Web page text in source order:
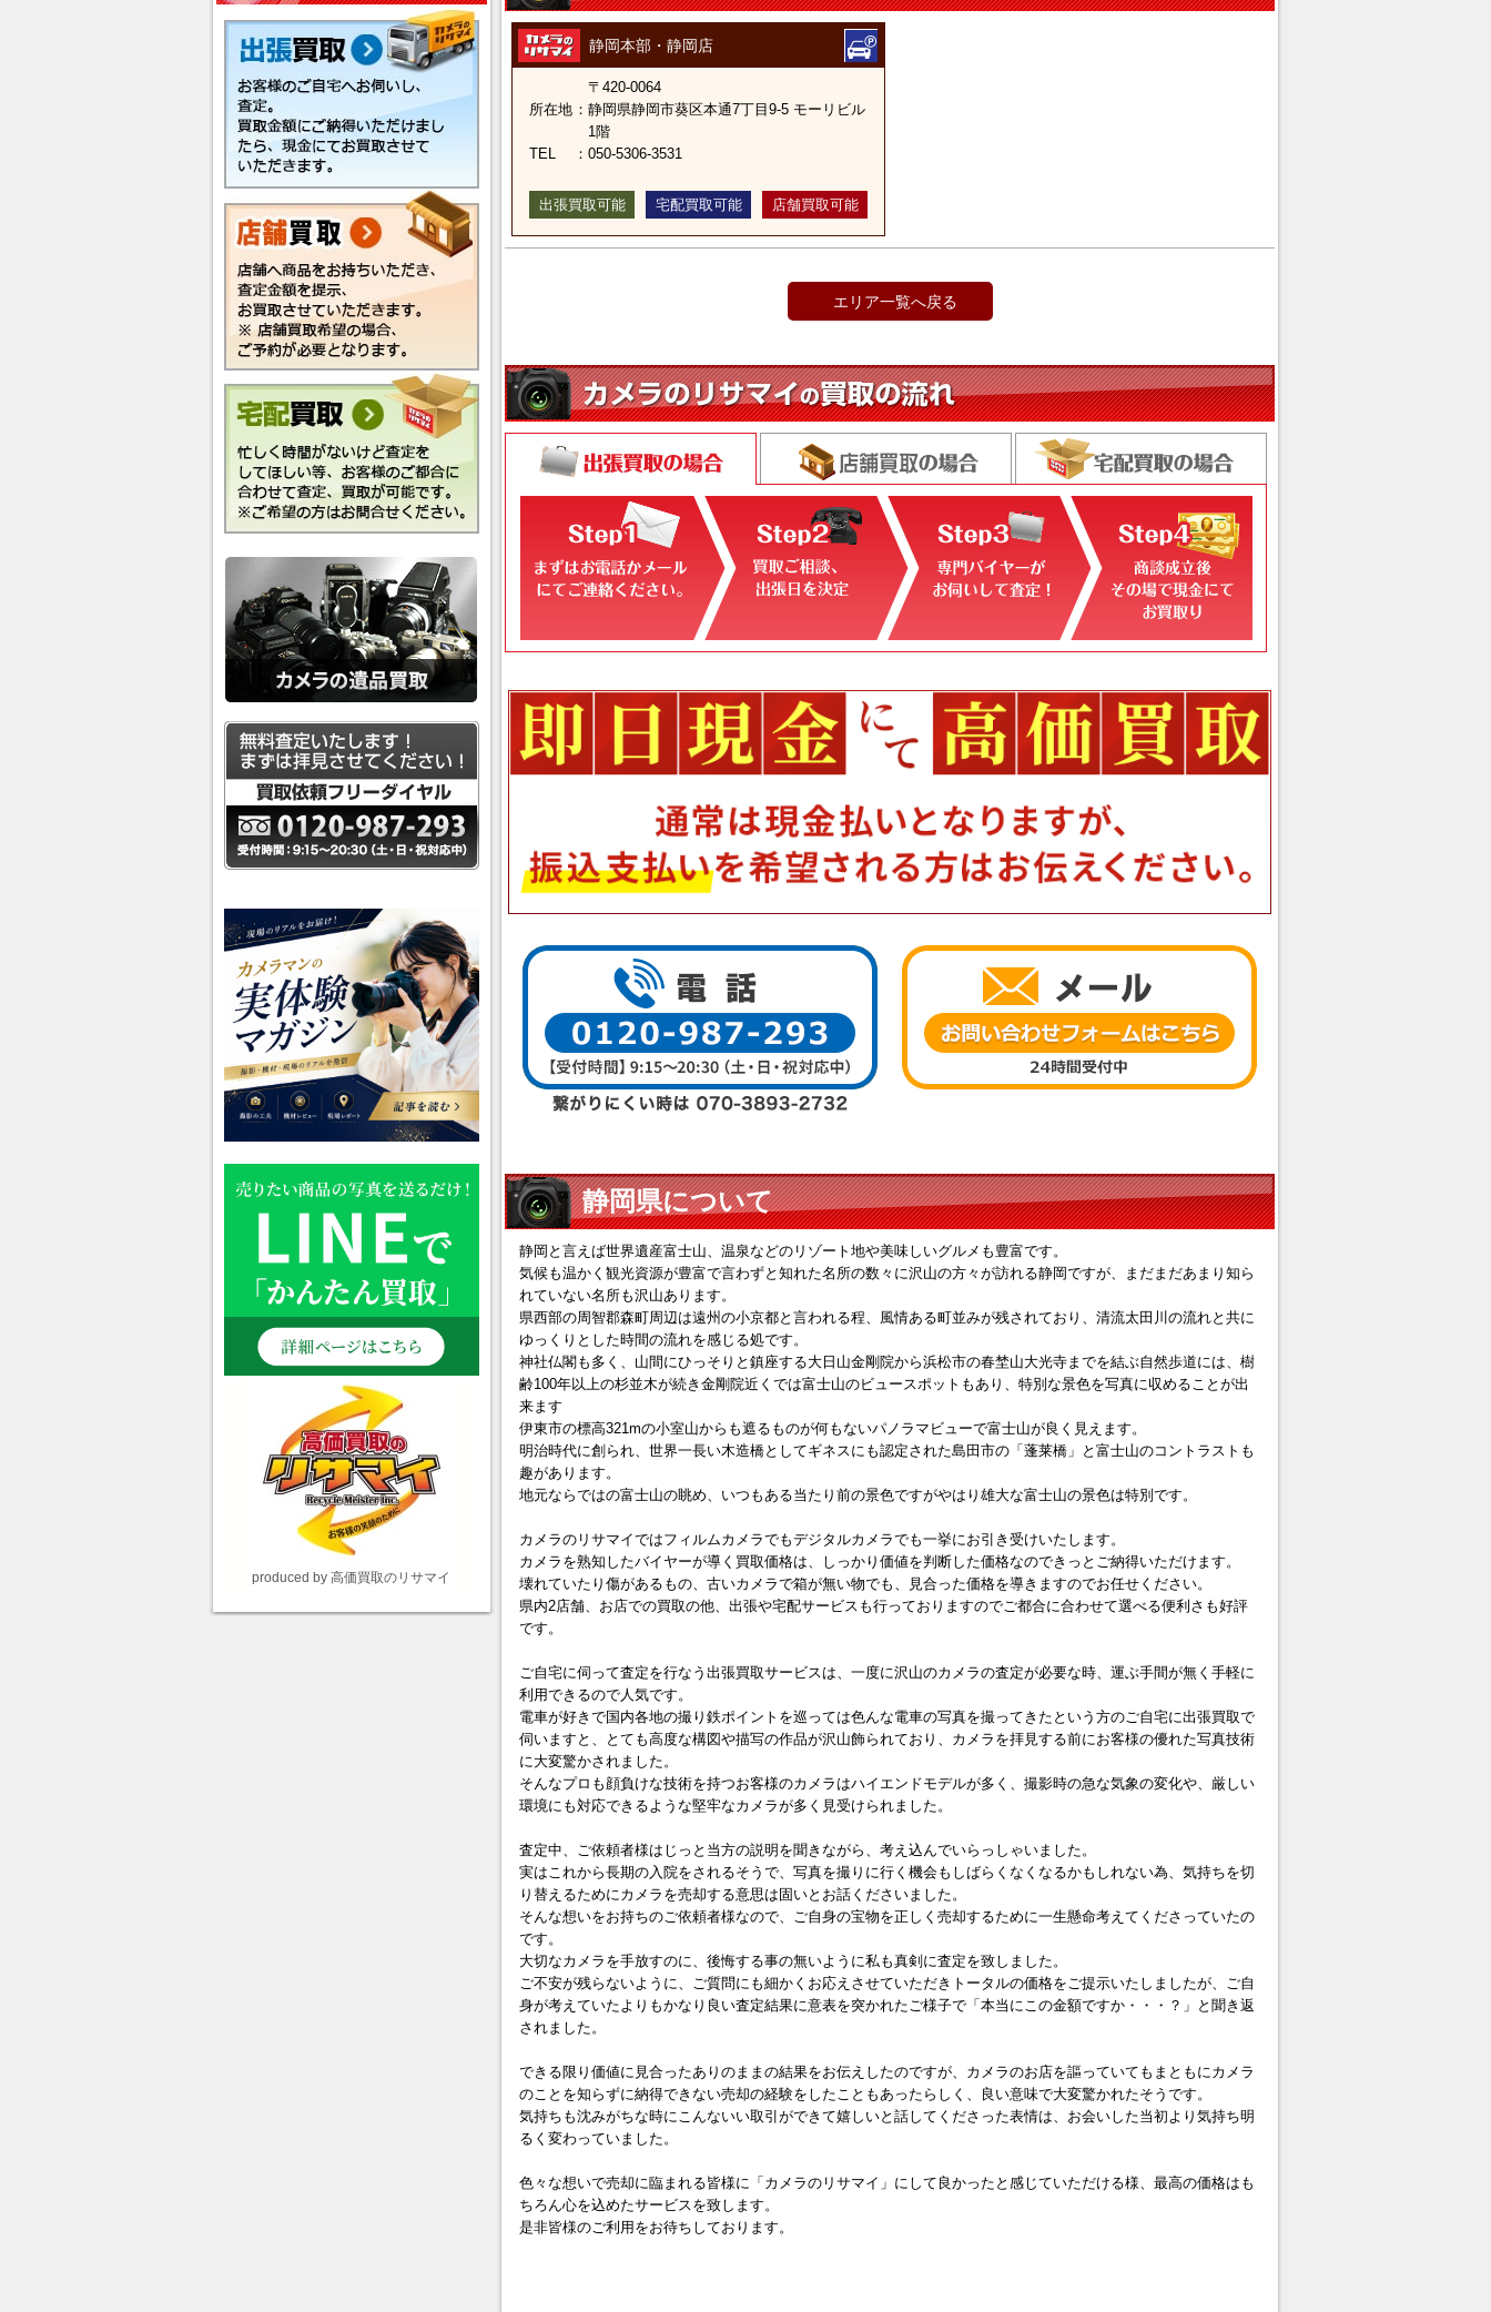
静岡本部・静岡店
所在地 ：
〒420-0064
静岡県静岡市葵区本通7丁目9-5 モーリビル
1階
TEL
： 050-5306-3531
出張買取可能 宅配買取可能 店舗買取可能
エリア一覧へ戻る
静岡県について
静岡と言えば世界遺産富士山、温泉などのリゾート地や美味しいグルメも豊富です。
気候も温かく観光資源が豊富で言わずと知れた名所の数々に沢山の方々が訪れる静岡ですが、まだまだあまり知ら
れていない名所も沢山あります。
県西部の周智郡森町周辺は遠州の小京都と言われる程、風情ある町並みが残されており、清流太田川の流れと共に
ゆっくりとした時間の流れを感じる処です。
神社仏閣も多く、山間にひっそりと鎮座する大日山金剛院から浜松市の春埜山大光寺までを結ぶ自然歩道には、樹
齢100年以上の杉並木が続き金剛院近くでは富士山のビュースポットもあり、特別な景色を写真に収めることが出
来ます
伊東市の標高321mの小室山からも遮るものが何もないパノラマビューで富士山が良く見えます。
明治時代に創られ、世界一長い木造橋としてギネスにも認定された島田市の「蓬莱橋」と富士山のコントラストも
趣があります。
地元ならではの富士山の眺め、いつもある当たり前の景色ですがやはり雄大な富士山の景色は特別です。
カメラのリサマイではフィルムカメラでもデジタルカメラでも一挙にお引き受けいたします。
カメラを熟知したバイヤーが導く買取価格は、しっかり価値を判断した価格なのできっとご納得いただけます。
壊れていたり傷があるもの、古いカメラで箱が無い物でも、見合った価格を導きますのでお任せください。
県内2店舗、お店での買取の他、出張や宅配サービスも行っておりますのでご都合に合わせて選べる便利さも好評
です。
ご自宅に伺って査定を行なう出張買取サービスは、一度に沢山のカメラの査定が必要な時、運ぶ手間が無く手軽に
利用できるので人気です。
電車が好きで国内各地の撮り鉄ポイントを巡っては色んな電車の写真を撮ってきたという方のご自宅に出張買取で
伺いますと、とても高度な構図や描写の作品が沢山飾られており、カメラを拝見する前にお客様の優れた写真技術
に大変驚かされました。
そんなプロも顔負けな技術を持つお客様のカメラはハイエンドモデルが多く、撮影時の急な気象の変化や、厳しい
環境にも対応できるような堅牢なカメラが多く見受けられました。
査定中、ご依頼者様はじっと当方の説明を聞きながら、考え込んでいらっしゃいました。
実はこれから長期の入院をされるそうで、写真を撮りに行く機会もしばらくなくなるかもしれない為、気持ちを切
り替えるためにカメラを売却する意思は固いとお話くださいました。
そんな想いをお持ちのご依頼者様なので、ご自身の宝物を正しく売却するために一生懸命考えてくださっていたの
です。
大切なカメラを手放すのに、後悔する事の無いように私も真剣に査定を致しました。
ご不安が残らないように、ご質問にも細かくお応えさせていただきトータルの価格をご提示いたしましたが、ご自
身が考えていたよりもかなり良い査定結果に意表を突かれたご様子で「本当にこの金額ですか・・・？」と聞き返
されました。
できる限り価値に見合ったありのままの結果をお伝えしたのですが、カメラのお店を謳っていてもまともにカメラ
のことを知らずに納得できない売却の経験をしたこともあったらしく、良い意味で大変驚かれたそうです。
気持ちも沈みがちな時にこんないい取引ができて嬉しいと話してくださった表情は、お会いした当初より気持ち明
るく変わっていました。
色々な想いで売却に臨まれる皆様に「カメラのリサマイ」にして良かったと感じていただける様、最高の価格はも
ちろん心を込めたサービスを致します。
是非皆様のご利用をお待ちしております。
produced by 高価買取のリサマイ